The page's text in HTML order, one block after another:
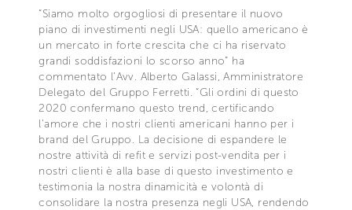
“Siamo molto orgogliosi di presentare il nuovo
piano di investimenti negli USA: quello americano è
un mercato in forte crescita che ci ha riservato
grandi soddisfazioni lo scorso anno” ha
commentato l’Avv. Alberto Galassi, Amministratore
Delegato del Gruppo Ferretti. “Gli ordini di questo
2020 confermano questo trend, certificando
l’amore che i nostri clienti americani hanno per i
brand del Gruppo. La decisione di espandere le
nostre attività di refit e servizi post-vendita per i
nostri clienti è alla base di questo investimento e
testimonia la nostra dinamicità e volontà di
consolidare la nostra presenza negli USA, rendendo